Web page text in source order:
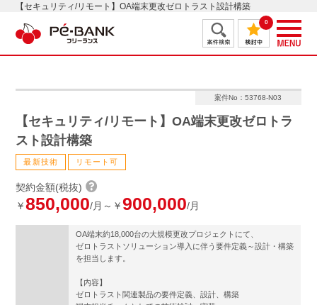
【セキュリティ/リモート】OA端末更改ゼロトラスト設計構築
0
案件No：53768-N03
【セキュリティ/リモート】OA端末更改ゼロトラ
スト設計構築
最新技術 リモート可
契約金額(税抜)
￥850,000/月～￥900,000/月
OA端末約18,000台の大規模更改プロジェクトにて、
ゼロトラストソリューション導入に伴う要件定義～設計・構築
を担当します。
【内容】
ゼロトラスト関連製品の要件定義、設計、構築